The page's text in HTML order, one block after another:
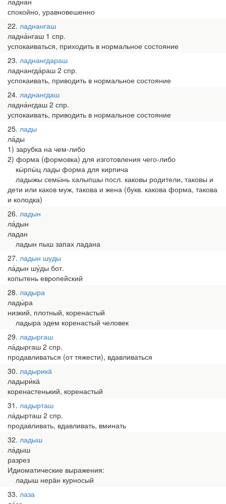
спокойно, уравновешенно
22 ладнангаш
ладна́нгаш 1 спр.
успокаиваться, приходить в нормальное состояние
23 ладнангдараш
ладнангда́раш 2 спр.
успокаивать, приводить в нормальное состояние
24 ладнангдаш
ладна́нгдаш 2 спр.
успокаивать, приводить в нормальное состояние
25 лады
ла́ды
1) зарубка на чем-либо
2) форма (формовка) для изготовления чего-либо
кӹрпӹц лады форма для кирпича
ладыжы семӹнь халыпшы посл. каковы родители, таковы и
дети или каков муж, такова и жена (букв. какова форма, такова
и колодка)
26 ладын
ла́дын
ладан
ладын пыш запах ладана
27 ладын шуды
ла́дын шу́ды бот.
копытень европейский
28 ладыра
лады́ра
низкий, плотный, коренастый
ладыра эдем коренастый человек
29 ладыргаш
ла́дыргаш 2 спр.
продавливаться (от тяжести), вдавливаться
30 ладырикӓ
ладыри́кӓ
коренастенький, коренастый
31 ладырташ
ла́дырташ 2 спр.
продавливать, вдавливать, вминать
32 ладыш
ла́дыш
разрез
Идиоматические выражения:
ладыш нерӓн курносый
33 лаза